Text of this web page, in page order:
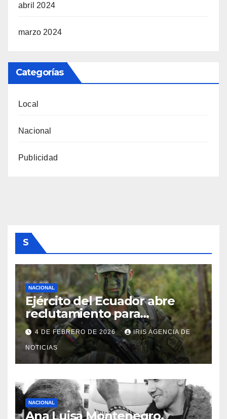
abril 2024
marzo 2024
Categorías
Local
Nacional
Publicidad
S
NACIONAL
Ejército del Ecuador abre
reclutamiento para
bachilleres a partir de este
viernes 6 de febrero
4 DE FEBRERO DE 2026 IRIS AGENCIA DE
NOTICIAS
NACIONAL
Ana Luisa Montenegro,